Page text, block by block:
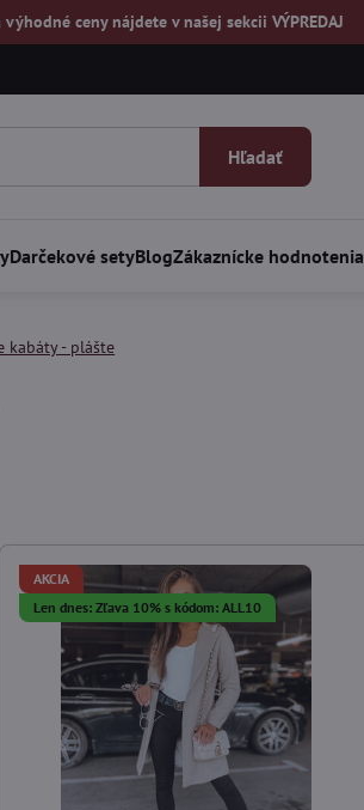
výhodné ceny nájdete v našejsekcii VÝPREDAJ
Hľadať
Darčekové setyBlogZákaznícke hodnotenia
kabáty - plášte
AKCIA
Len dnes: Zľava 10% s kódom: ALL10